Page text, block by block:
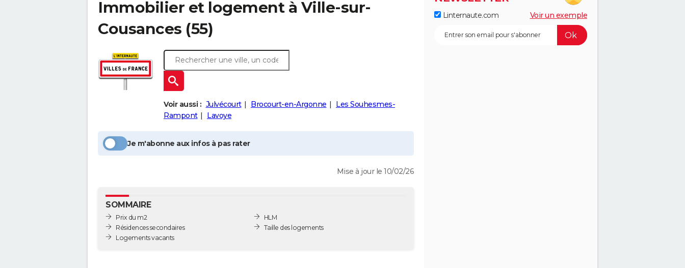
Immobilier et logement à Ville-sur-
Cousances (55)
Voir aussi : Julvécourt Brocourt-en-Argonne
Les Souhesmes-
Rampont
Lavoye
Je m'abonne aux infos à pas rater
Mise à jour le 10/02/26
SOMMAIRE
Prix du m2
Résidences secondaires
Logements vacants
HLM
Taille des logements
Linternaute.com Voir un exemple